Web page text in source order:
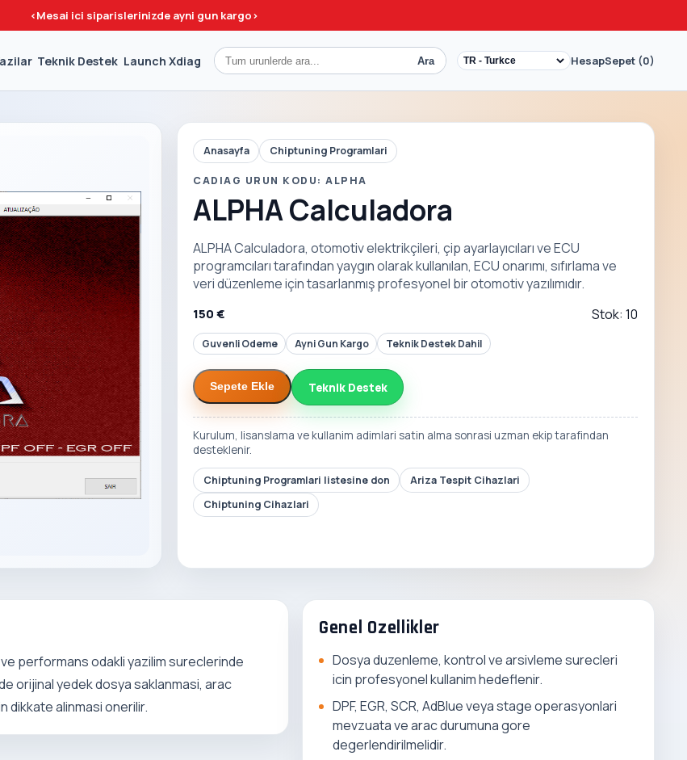
<Mesai ici siparislerinizde ayni gun kargo>
Teknik Destek Launch Xdiag Ara HesapSepet (0)
Anasayfa Chiptuning Programlari
CADIAG URUN KODU: ALPHA
ALPHA Calculadora
ALPHA Calculadora, otomotiv elektrikçileri, çip ayarlayıcıları ve ECU
programcıları tarafından yaygın olarak kullanılan, ECU onarımı, sıfırlama ve
veri düzenleme için tasarlanmış profesyonel bir otomotiv yazılımıdır.
150 € Stok: 10
Guvenli Odeme Ayni Gun Kargo Teknik Destek Dahil
Sepete Ekle Teknik Destek
Kurulum, lisanslama ve kullanim adimlari satin alma sonrasi uzman ekip tarafindan
desteklenir.
Chiptuning Programlari listesine don
Ariza Tespit Cihazlari
Chiptuning Cihazlari
performans odakli yazilim sureclerinde
orijinal yedek dosya saklanmasi, arac
dikkate alinmasi onerilir.
Genel Ozellikler
Dosya duzenleme, kontrol ve arsivleme surecleri
icin profesyonel kullanim hedeflenir.
DPF, EGR, SCR, AdBlue veya stage operasyonlari
mevzuata ve arac durumuna gore
degerlendirilmelidir.